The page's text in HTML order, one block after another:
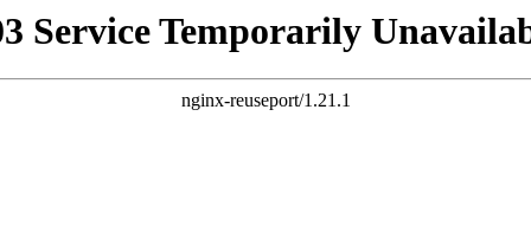
Service Temporarily
nginx-reuseport/1.21.1